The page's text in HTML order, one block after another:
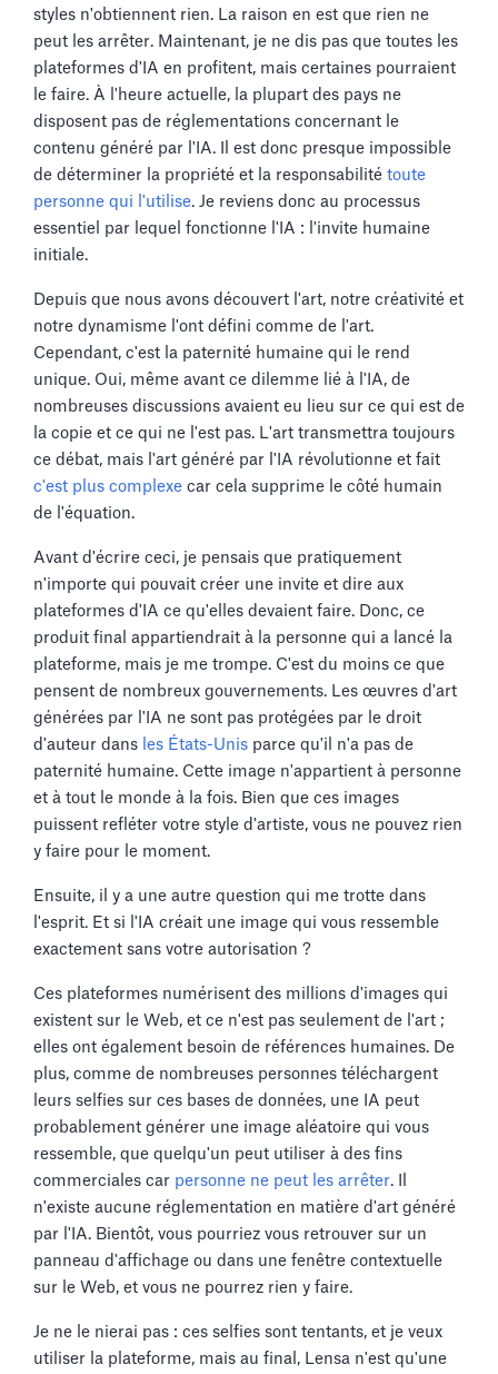
styles n'obtiennent rien. La raison en est que rien ne
peut les arrêter. Maintenant, je ne dis pas que toutes les
plateformes d'IA en profitent, mais certaines pourraient
le faire. À l'heure actuelle, la plupart des pays ne
disposent pas de réglementations concernant le
contenu généré par l'IA. Il est donc presque impossible
de déterminer la propriété et la responsabilité toute
personne qui l'utilise. Je reviens donc au processus
essentiel par lequel fonctionne l'IA : l'invite humaine
initiale.
Depuis que nous avons découvert l'art, notre créativité et
notre dynamisme l'ont défini comme de l'art.
Cependant, c'est la paternité humaine qui le rend
unique. Oui, même avant ce dilemme lié à l'IA, de
nombreuses discussions avaient eu lieu sur ce qui est de
la copie et ce qui ne l'est pas. L'art transmettra toujours
ce débat, mais l'art généré par l'IA révolutionne et fait
c'est plus complexe car cela supprime le côté humain
de l'équation.
Avant d'écrire ceci, je pensais que pratiquement
n'importe qui pouvait créer une invite et dire aux
plateformes d'IA ce qu'elles devaient faire. Donc, ce
produit final appartiendrait à la personne qui a lancé la
plateforme, mais je me trompe. C'est du moins ce que
pensent de nombreux gouvernements. Les œuvres d'art
générées par l'IA ne sont pas protégées par le droit
d'auteur dans les États-Unis parce qu'il n'a pas de
paternité humaine. Cette image n'appartient à personne
et à tout le monde à la fois. Bien que ces images
puissent refléter votre style d'artiste, vous ne pouvez rien
y faire pour le moment.
Ensuite, il y a une autre question qui me trotte dans
l'esprit. Et si l'IA créait une image qui vous ressemble
exactement sans votre autorisation ?
Ces plateformes numérisent des millions d'images qui
existent sur le Web, et ce n'est pas seulement de l'art ;
elles ont également besoin de références humaines. De
plus, comme de nombreuses personnes téléchargent
leurs selfies sur ces bases de données, une IA peut
probablement générer une image aléatoire qui vous
ressemble, que quelqu'un peut utiliser à des fins
commerciales car personne ne peut les arrêter. Il
n'existe aucune réglementation en matière d'art généré
par l'IA. Bientôt, vous pourriez vous retrouver sur un
panneau d'affichage ou dans une fenêtre contextuelle
sur le Web, et vous ne pourrez rien y faire.
Je ne le nierai pas : ces selfies sont tentants, et je veux
utiliser la plateforme, mais au final, Lensa n'est qu'une